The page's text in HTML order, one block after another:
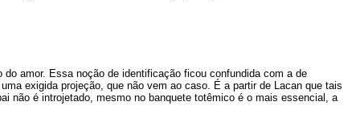
amor. Essa noção de identificação ficou confundida com a de
exigida projeção, que não vem ao caso. É a partir de Lacan que tais
não é introjetado, mesmo no banquete totêmico é o mais essencial, a